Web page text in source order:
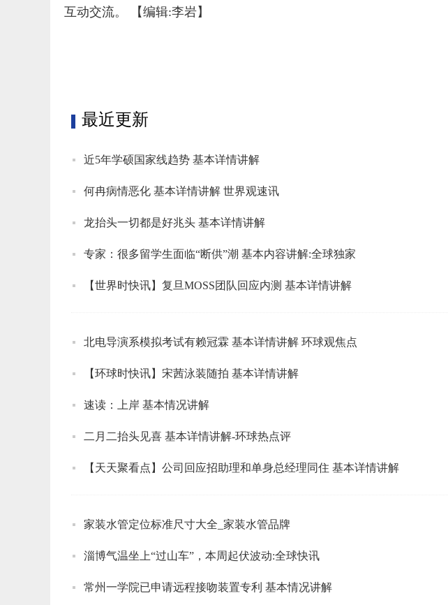
互动交流。
【编辑:李岩】
最近更新
近5年学硕国家线趋势 基本详情讲解
何冉病情恶化 基本详情讲解 世界观速讯
龙抬头一切都是好兆头 基本详情讲解
专家：很多留学生面临“断供”潮 基本内容讲解:全球独家
【世界时快讯】复旦MOSS团队回应内测 基本详情讲解
北电导演系模拟考试有赖冠霖 基本详情讲解 环球观焦点
【环球时快讯】宋茜泳装随拍 基本详情讲解
速读：上岸 基本情况讲解
二月二抬头见喜 基本详情讲解-环球热点评
【天天聚看点】公司回应招助理和单身总经理同住 基本详情讲解
家装水管定位标准尺寸大全_家装水管品牌
淄博气温坐上“过山车”，本周起伏波动:全球快讯
常州一学院已申请远程接吻装置专利 基本情况讲解